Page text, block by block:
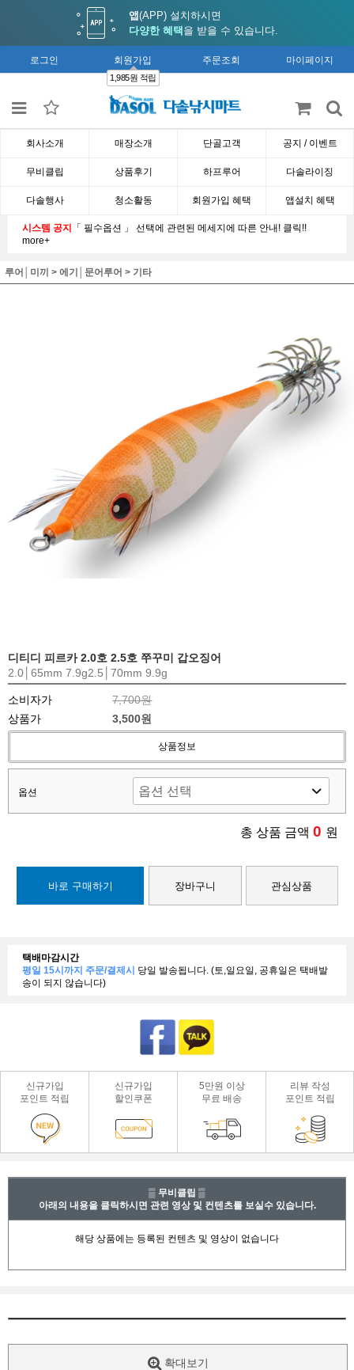
앱(APP) 설치하시면
다양한 혜택 을 받을 수 있습니다.
로그인 회원가입
1,985원 적립
주문조회 마이페이지
회사소개 매장소개 단골고객 공지 / 이벤트
무비클립 상품후기 하프루어 다솔라이징
다솔행사 청소활동 회원가입 혜택 앱설치 혜택
시스템 공지 「 필수옵션 」 선택에 관련된 메세지에 따른 안내! 클릭!!
more+
루어│미끼 > 에기│문어루어 > 기타
디티디 피르카 2.0호 2.5호 쭈꾸미 갑오징어
2.0│65mm 7.9g2.5│70mm 9.9g
소비자가
7,700원
상품가
3,500원
상품정보
옵션
총 상품 금액 0 원
바로 구매하기 장바구니 관심상품
택배마감시간
평일 15시까지 주문/결제시 당일 발송됩니다. (토,일요일, 공휴일은 택배발
송이 되지 않습니다)
신규가입
포인트 적립
신규가입
할인쿠폰
5만원 이상
무료 배송
리뷰 작성
포인트 적립
▒ 무비클립 ▒
아래의 내용을 클릭하시면 관련 영상 및 컨텐츠를 보실수 있습니다.
확대보기